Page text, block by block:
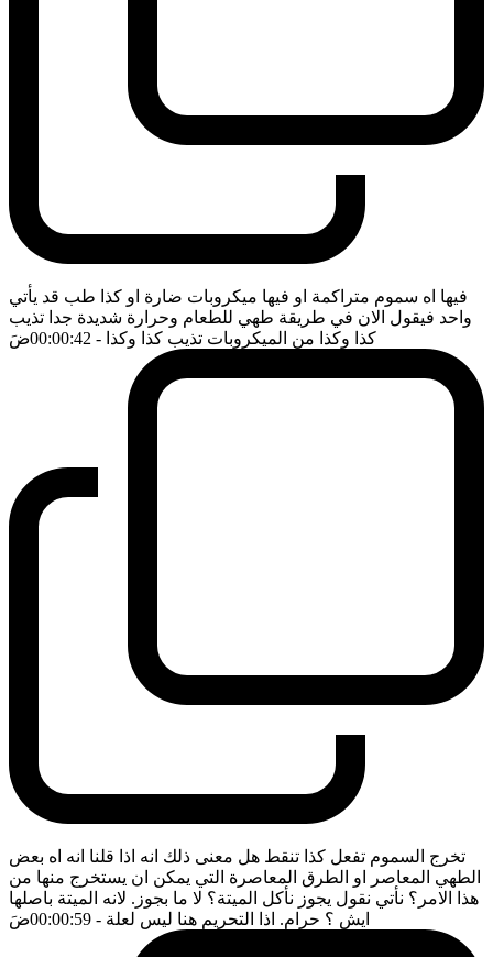
فيها اه سموم متراكمة او فيها ميكروبات ضارة او كذا طب قد يأتي
واحد فيقول الان في طريقة طهي للطعام وحرارة شديدة جدا تذيب
كذا وكذا من الميكروبات تذيب كذا وكذا - 00:00:42 ضَ
تخرج السموم تفعل كذا تنقط هل معنى ذلك انه اذا قلنا انه اه بعض
الطهي المعاصر او الطرق المعاصرة التي يمكن ان يستخرج منها من
هذا الامر؟ نأتي نقول يجوز نأكل الميتة؟ لا ما بجوز. لانه الميتة باصلها
ايش ؟ حرام. اذا التحريم هنا ليس لعلة - 00:00:59 ضَ